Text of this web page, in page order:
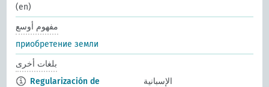
(en)
مفهوم أوسع
приобретение земли
بلغات أخرى
Regularización de
الإسبانية